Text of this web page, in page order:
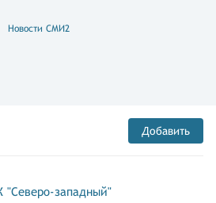
Новости СМИ2
Добавить
"Северо-западный"